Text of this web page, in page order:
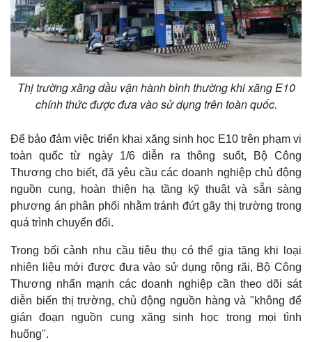
Pháp luật
Vụ án
Quân sự - Quốc phòng
Vũ khí
Việt Nam
Thị trường xăng dầu vận hành bình thường khi xăng E10
chính thức được đưa vào sử dụng trên toàn quốc.
Để bảo đảm việc triển khai xăng sinh học E10 trên phạm vi
toàn quốc từ ngày 1/6 diễn ra thông suốt, Bộ Công
Thương cho biết, đã yêu cầu các doanh nghiệp chủ động
nguồn cung, hoàn thiện hạ tầng kỹ thuật và sẵn sàng
phương án phân phối nhằm tránh đứt gãy thị trường trong
quá trình chuyển đổi.
Trong bối cảnh nhu cầu tiêu thụ có thể gia tăng khi loại
nhiên liệu mới được đưa vào sử dụng rộng rãi, Bộ Công
Thương nhấn mạnh các doanh nghiệp cần theo dõi sát
diễn biến thị trường, chủ động nguồn hàng và "không để
gián đoạn nguồn cung xăng sinh học trong mọi tình
huống".